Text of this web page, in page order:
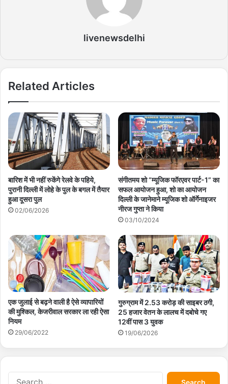
livenewsdelhi
Related Articles
बारिश में भी नहीं रुकेंगे रेलवे के पहिये,
पुरानी दिल्ली में लोहे के पुल के बगल में तैयार
हुआ दूसरा पुल
02/06/2026
संगीतमय शो “म्यूजिक फॉरएवर पार्ट-1” का
सफल आयोजन हुआ, शो का आयोजन
दिल्ली के जानेमाने म्यूजिक शो ऑर्गेनाइजर
नीरज गुप्ता ने किया
03/10/2024
एक जुलाई से बढ़ने वाली है ऐसे व्यापारियों
की मुश्किल, केजरीवाल सरकार ला रही ऐसा
नियम
29/06/2022
गुरुग्राम में 2.53 करोड़ की साइबर ठगी,
25 हजार वेतन के लालच में दबोचे गए
12वीं पास 3 युवक
19/06/2026
S